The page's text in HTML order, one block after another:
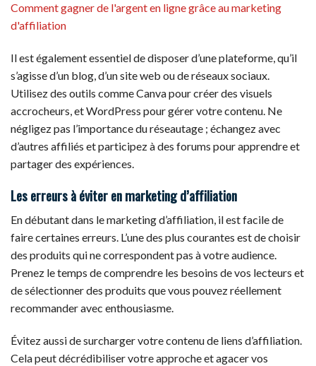
Comment gagner de l'argent en ligne grâce au marketing
d'affiliation
Il est également essentiel de disposer d’une plateforme, qu’il
s’agisse d’un blog, d’un site web ou de réseaux sociaux.
Utilisez des outils comme Canva pour créer des visuels
accrocheurs, et WordPress pour gérer votre contenu. Ne
négligez pas l’importance du réseautage ; échangez avec
d’autres affiliés et participez à des forums pour apprendre et
partager des expériences.
Les erreurs à éviter en marketing d’affiliation
En débutant dans le marketing d’affiliation, il est facile de
faire certaines erreurs. L’une des plus courantes est de choisir
des produits qui ne correspondent pas à votre audience.
Prenez le temps de comprendre les besoins de vos lecteurs et
de sélectionner des produits que vous pouvez réellement
recommander avec enthousiasme.
Évitez aussi de surcharger votre contenu de liens d’affiliation.
Cela peut décrédibiliser votre approche et agacer vos